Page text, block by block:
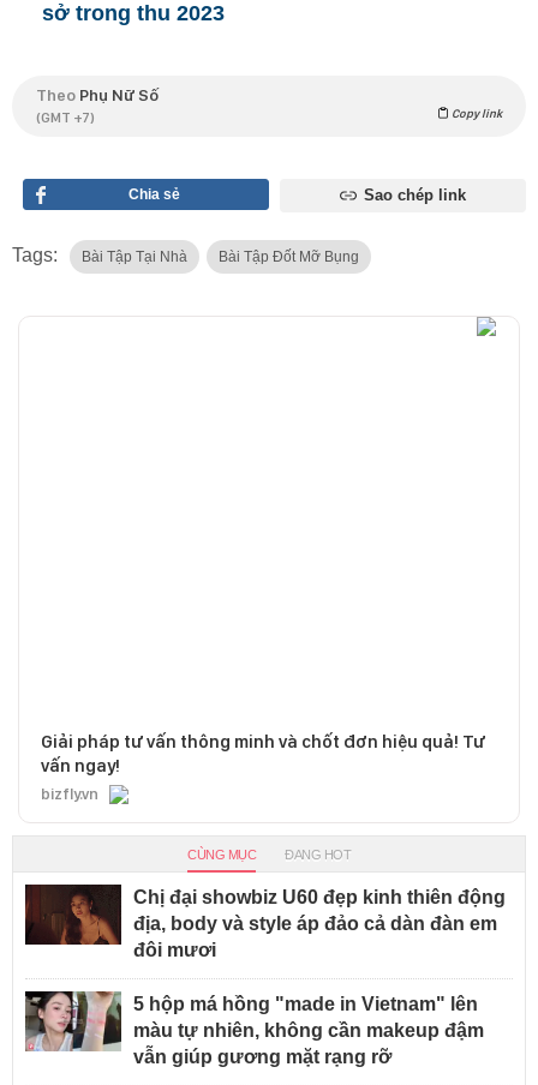
sở trong thu 2023
Theo Phụ Nữ Số
(GMT +7) Copy link
Chia sẻ Sao chép link
Tags: Bài Tập Tại Nhà Bài Tập Đốt Mỡ Bụng
Giải pháp tư vấn thông minh và chốt đơn hiệu quả! Tư
vấn ngay!
bizfly.vn
CÙNG MỤC ĐANG HOT
Chị đại showbiz U60 đẹp kinh thiên động
địa, body và style áp đảo cả dàn đàn em
đôi mươi
5 hộp má hồng "made in Vietnam" lên
màu tự nhiên, không cần makeup đậm
vẫn giúp gương mặt rạng rỡ